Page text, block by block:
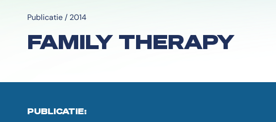
Publicatie / 2014
FAMILY THERAPY
PUBLICATIE: